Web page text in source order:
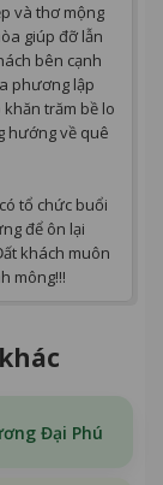
và thơ mộng
giúp đỡ lẫn
bên cạnh
phương lập
trăm bề lo
hướng về quê
tổ chức buổi
để ôn lại
khách muôn
mông!!!
Đại Phú